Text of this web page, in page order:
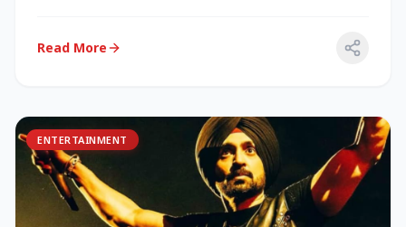
Read More
ENTERTAINMENT